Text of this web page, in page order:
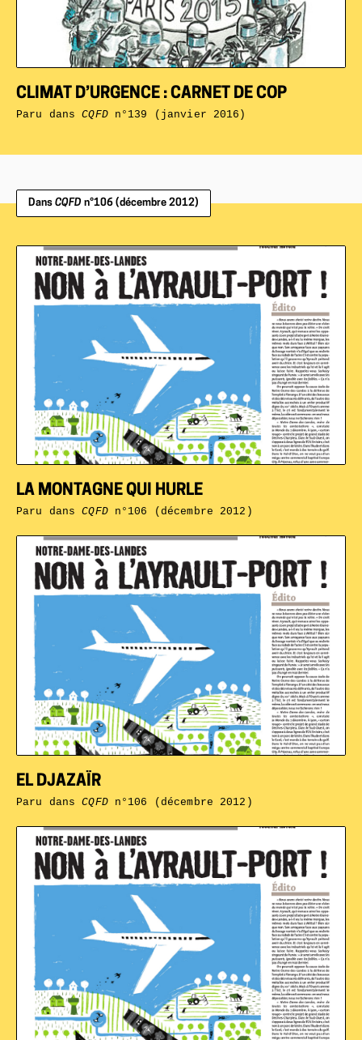
CLIMAT D’URGENCE : CARNET DE COP
Paru dansCQFDn°139 (janvier 2016)
Dans CQFD n°106 (décembre 2012)
EL DJAZAÏR
Paru dansCQFDn°106 (décembre 2012)
LA MONTAGNE QUI HURLE
Paru dansCQFDn°106 (décembre 2012)